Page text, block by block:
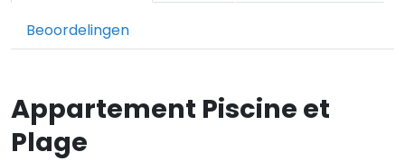
Beoordelingen
Appartement Piscine et
Plage